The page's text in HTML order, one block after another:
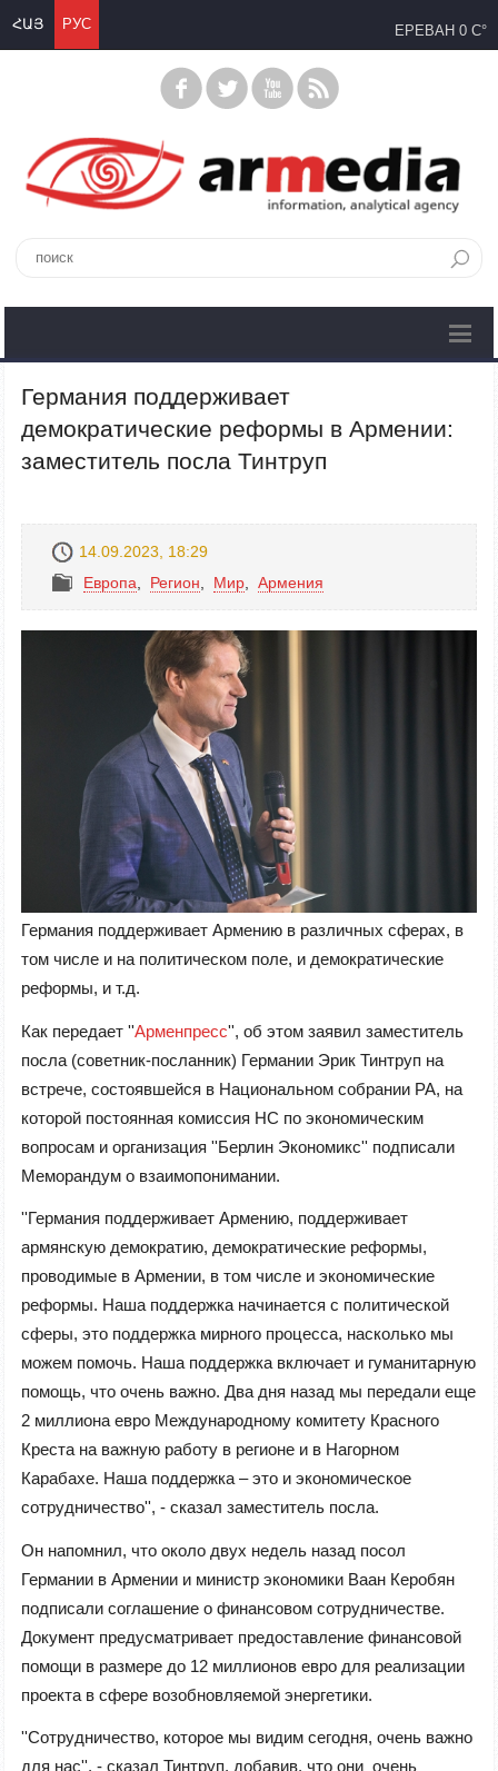
ՀԱՅ РУС ЕРЕВАН 0 C°
Германия поддерживает
демократические реформы в Армении:
заместитель посла Тинтруп
14.09.2023, 18:29
Европа
Регион Mир Армения
Германия поддерживает Армению в различных сферах, в
том числе и на политическом поле, и демократические
реформы, и т.д.
Как передает ''Арменпресс'', об этом заявил заместитель
посла (советник-посланник) Германии Эрик Тинтруп на
встрече, состоявшейся в Национальном собрании РА, на
которой постоянная комиссия НС по экономическим
вопросам и организация ''Берлин Экономикс'' подписали
Меморандум о взаимопонимании.
''Германия поддерживает Армению, поддерживает
армянскую демократию, демократические реформы,
проводимые в Армении, в том числе и экономические
реформы. Наша поддержка начинается с политической
сферы, это поддержка мирного процесса, насколько мы
можем помочь. Наша поддержка включает и гуманитарную
помощь, что очень важно. Два дня назад мы передали еще
2 миллиона евро Международному комитету Красного
Креста на важную работу в регионе и в Нагорном
Карабахе. Наша поддержка – это и экономическое
сотрудничество'', - сказал заместитель посла.
Он напомнил, что около двух недель назад посол
Германии в Армении и министр экономики Ваан Керобян
подписали соглашение о финансовом сотрудничестве.
Документ предусматривает предоставление финансовой
помощи в размере до 12 миллионов евро для реализации
проекта в сфере возобновляемой энергетики.
''Сотрудничество, которое мы видим сегодня, очень важно
для нас'', - сказал Тинтруп, добавив, что они очень